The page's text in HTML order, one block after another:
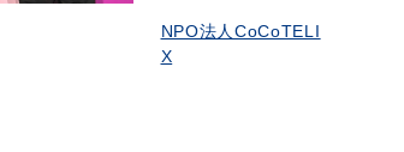
NPO法人CoCoTELI
X